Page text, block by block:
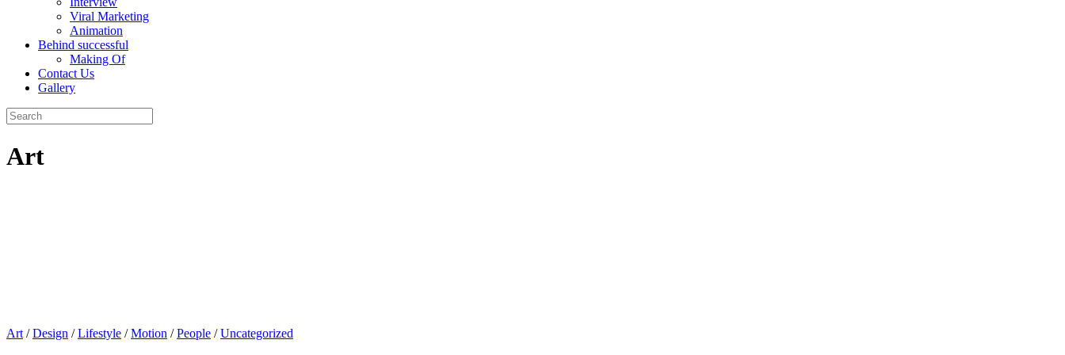
Viral Marketing
Animation
Behind successful
Making Of
Contact Us
Gallery
Art
Art /Design /Lifestyle /Motion /People /Uncategorized